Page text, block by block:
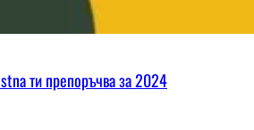
ти препоръчва за 2024